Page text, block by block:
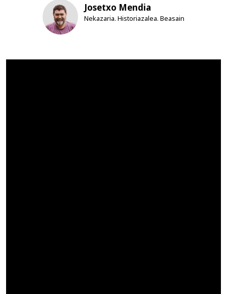
Josetxo Mendia
Nekazaria. Historiazalea. Beasain